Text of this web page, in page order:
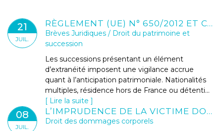
RÈGLEMENT (UE) N° 650/2012 ET CONVENTION DE LA HAYE 1961 : SÉCURISER LE TESTAMENT EN CONTEXTE INTERNATIONAL
21
JUIL.
Brèves Juridiques / Droit du patrimoine et
succession
Les successions présentant un élément
d’extranéité imposent une vigilance accrue
quant à l’anticipation patrimoniale. Nationalités
multiples, résidence hors de France ou détenti...
Lire la suite
L’IMPRUDENCE DE LA VICTIME DOIT-ELLE RÉDUIRE SON DROIT À RÉPARATION ?
08
JUIL.
Droit des dommages corporels